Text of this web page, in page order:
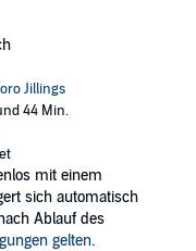
Jillings
44 Min.
mit einem
sich automatisch
Ablauf des
gelten.